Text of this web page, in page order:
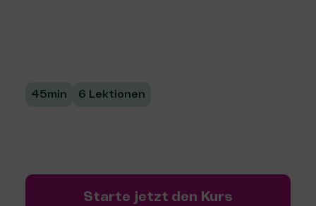
45min 6 Lektionen
Starte jetzt den Kurs